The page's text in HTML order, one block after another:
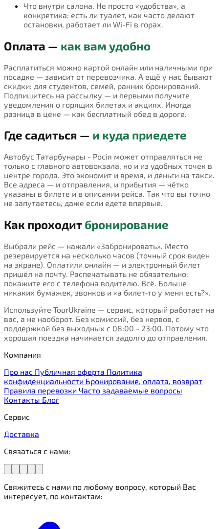
Что внутри салона. Не просто «удобства», а
конкретика: есть ли туалет, как часто делают
остановки, работает ли Wi-Fi в горах.
Оплата — как вам удобно
Расплатиться можно картой онлайн или наличными при
посадке — зависит от перевозчика. А ещё у нас бывают
скидки: для студентов, семей, ранних бронирований.
Подпишитесь на рассылку — и первыми получите
уведомления о горящих билетах и акциях. Иногда
разница в цене — как бесплатный обед в дороге.
Где садиться — и куда приедете
Автобус Татарбунары - Росія может отправляться не
только с главного автовокзала, но и из удобных точек в
центре города. Это экономит и время, и деньги на такси.
Все адреса — и отправления, и прибытия — чётко
указаны в билете и в описании рейса. Так что вы точно
не запутаетесь, даже если едете впервые.
Как проходит бронирование
Выбрали рейс — нажали «Забронировать». Место
резервируется на несколько часов (точный срок виден
на экране). Оплатили онлайн — и электронный билет
пришёл на почту. Распечатывать не обязательно:
покажите его с телефона водителю. Всё. Больше
никаких бумажек, звонков и «а билет-то у меня есть?».
Используйте TourUkraine — сервис, который работает на
вас, а не наоборот. Без комиссий, без нервов, с
поддержкой без выходных с 08:00 - 23:00. Потому что
хорошая поездка начинается задолго до отправления.
Компания
Про нас Публичная оферта Политика
конфиденциальности Бронирование, оплата, возврат
Правила перевозки Часто задаваемые вопросы
Контакты Блог
Сервис
Доставка
Связаться с нами:
Свяжитесь с нами по любому вопросу, который Вас
интересует, по контактам: